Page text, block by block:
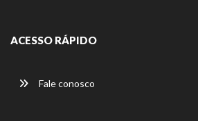
ACESSO RÁPIDO
Fale conosco